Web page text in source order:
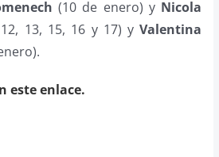
(10 de enero) y Nicola
13, 15, 16 y 17) yValentina
este enlace.